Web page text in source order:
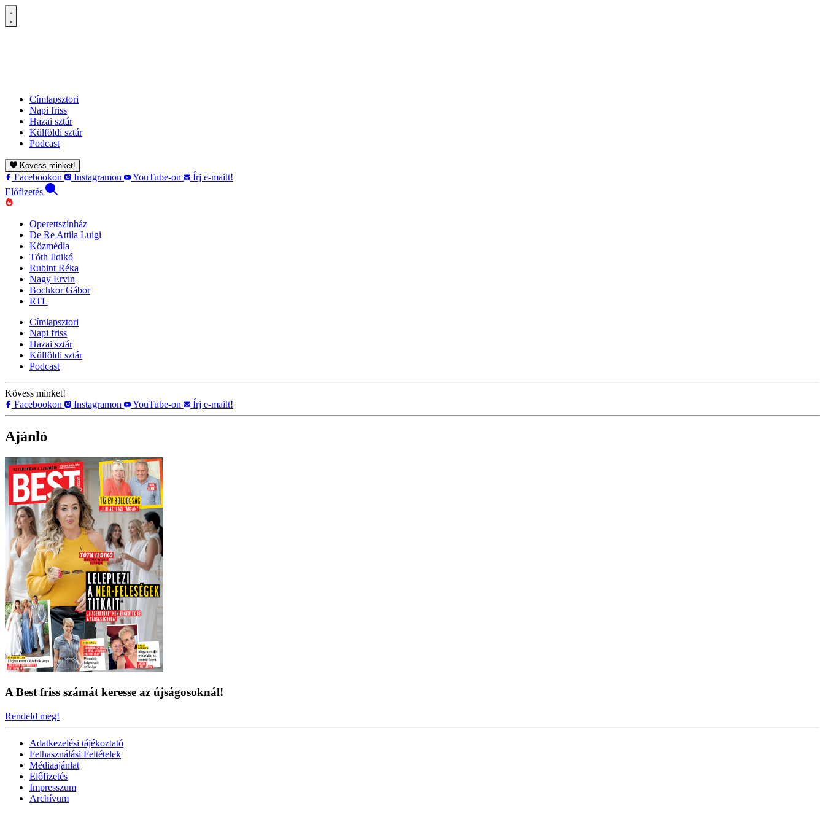
Címlapsztori
Napi friss
Hazai sztár
Külföldi sztár
Podcast
Kövess minket!
Facebookon Instagramon YouTube-on
Írj e-mailt!
Előfizetés
Operettszínház
De Re Attila Luigi
Közmédia
Tóth Ildikó
Rubint Réka
Nagy Ervin
Bochkor Gábor
RTL
Címlapsztori
Napi friss
Hazai sztár
Külföldi sztár
Podcast
Kövess minket!
Facebookon
Instagramon YouTube-on Írj e-mailt!
Ajánló
A Best friss számát keresse az újságosoknál!
Rendeld meg!
Adatkezelési tájékoztató
Felhasználási Feltételek
Médiaajánlat
Előfizetés
Impresszum
Archívum